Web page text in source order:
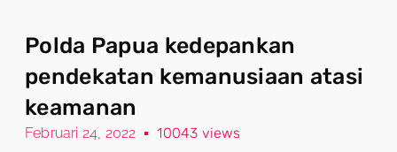
Polda Papua kedepankan
pendekatan kemanusiaan atasi
keamanan
Februari 24, 2022 10043 views